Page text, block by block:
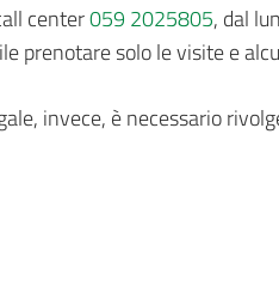
center059 2025805, dal
prenotare solo le visite e
invece, è necessario